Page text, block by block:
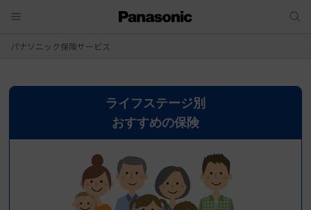
パナソニック保険サービス
ライフステージ別
おすすめの保険